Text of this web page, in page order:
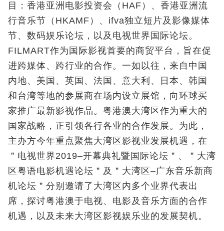
目：香港亚洲电影投资会（HAF）、香港亚洲流
行音乐节（HKAMF）、ifva独立短片及影像媒体
节、数码娱乐论坛，以及电视世界国际论坛。
FILMART作为国际影视首要的商贸平台，旨在促
进跨媒体、跨行业的合作。一如以往，来自中国
内地、美国、英国、法国、意大利、日本、韩国
和台湾等地的参展商在场内设立展馆，向环球买
家推广最新影视作品。粤港澳大湾区作为重大的
国家战略，正引领各行各业的合作发展。为此，
主办方今年重点聚焦大湾区影视业发展机遇，在
＂电视世界2019–开幕典礼暨国际论坛＂、＂大湾
区粤语电影机遇论坛＂及＂大湾区–广东音乐新商
机论坛＂分别邀请了大湾区内多个业界代表出
席，探讨粤港澳于电视、电影及音乐方面的合作
机遇，以及未来大湾区影视娱乐业的发展契机。